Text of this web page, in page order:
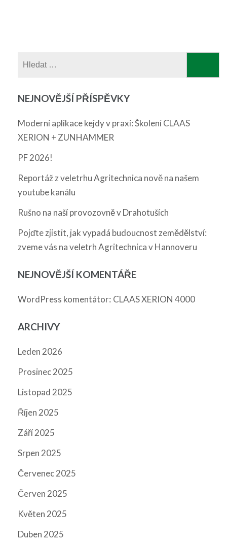
NEJNOVĚJŠÍ PŘÍSPĚVKY
Moderní aplikace kejdy v praxi: Školení CLAAS
XERION + ZUNHAMMER
PF 2026!
Reportáž z veletrhu Agritechnica nově na našem
youtube kanálu
Rušno na naší provozovně v Drahotuších
Pojďte zjistit, jak vypadá budoucnost zemědělství:
zveme vás na veletrh Agritechnica v Hannoveru
NEJNOVĚJŠÍ KOMENTÁŘE
WordPress komentátor: CLAAS XERION 4000
ARCHIVY
Leden 2026
Prosinec 2025
Listopad 2025
Říjen 2025
Září 2025
Srpen 2025
Červenec 2025
Červen 2025
Květen 2025
Duben 2025